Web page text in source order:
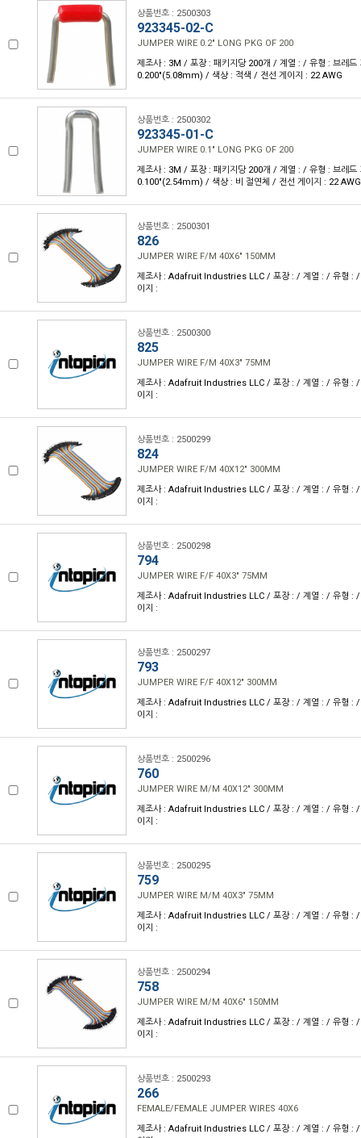
상품번호 : 2500303
923345-02-C
JUMPER WIRE 0.2" LONG PKG OF 200
제조사 : 3M / 포장 : 패키지당 200개 / 계열 : / 유형 : 브레드
0.200"(5.08mm) / 색상 : 적색 / 전선 게이지 : 22 AWG
상품번호 : 2500302
923345-01-C
JUMPER WIRE 0.1" LONG PKG OF 200
제조사 : 3M / 포장 : 패키지당 200개 / 계열 : / 유형 : 브레드
0.100"(2.54mm) / 색상 : 비 절연체 / 전선 게이지 : 22 AWG
상품번호 : 2500301
826
JUMPER WIRE F/M 40X6" 150MM
제조사 : Adafruit Industries LLC / 포장 : / 계열 : / 유형 : /
이지 :
상품번호 : 2500300
825
JUMPER WIRE F/M 40X3" 75MM
제조사 : Adafruit Industries LLC / 포장 : / 계열 : / 유형 : /
이지 :
상품번호 : 2500299
824
JUMPER WIRE F/M 40X12" 300MM
제조사 : Adafruit Industries LLC / 포장 : / 계열 : / 유형 : /
이지 :
상품번호 : 2500298
794
JUMPER WIRE F/F 40X3" 75MM
제조사 : Adafruit Industries LLC / 포장 : / 계열 : / 유형 : /
이지 :
상품번호 : 2500297
793
JUMPER WIRE F/F 40X12" 300MM
제조사 : Adafruit Industries LLC / 포장 : / 계열 : / 유형 : /
이지 :
상품번호 : 2500296
760
JUMPER WIRE M/M 40X12" 300MM
제조사 : Adafruit Industries LLC / 포장 : / 계열 : / 유형 : /
이지 :
상품번호 : 2500295
759
JUMPER WIRE M/M 40X3" 75MM
제조사 : Adafruit Industries LLC / 포장 : / 계열 : / 유형 : /
이지 :
상품번호 : 2500294
758
JUMPER WIRE M/M 40X6" 150MM
제조사 : Adafruit Industries LLC / 포장 : / 계열 : / 유형 : /
이지 :
상품번호 : 2500293
266
FEMALE/FEMALE JUMPER WIRES 40X6
제조사 : Adafruit Industries LLC / 포장 : / 계열 : / 유형 : /